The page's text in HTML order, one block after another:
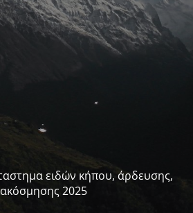
ειδών κήπου, άρδευσης,
2025